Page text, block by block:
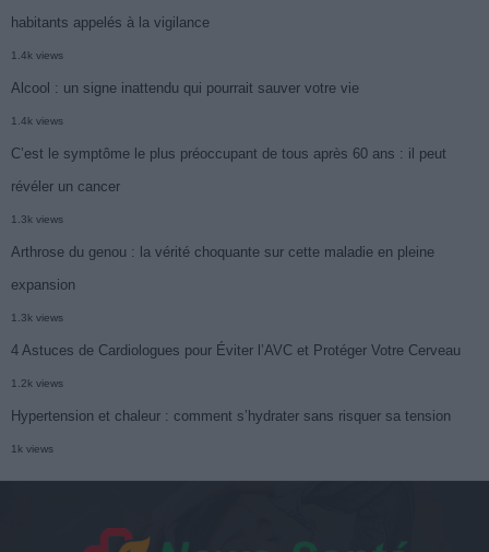
habitants appelés à la vigilance
1.4k views
Alcool : un signe inattendu qui pourrait sauver votre vie
1.4k views
C’est le symptôme le plus préoccupant de tous après 60 ans : il peut
révéler un cancer
1.3k views
Arthrose du genou : la vérité choquante sur cette maladie en pleine
expansion
1.3k views
4 Astuces de Cardiologues pour Éviter l’AVC et Protéger Votre Cerveau
1.2k views
Hypertension et chaleur : comment s’hydrater sans risquer sa tension
1k views